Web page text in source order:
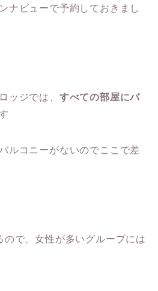
ナビューで予約しておきまし
ッジでは、 すべての部屋にバ
ルコニーがないのでここで差
ので、女性が多いグループには